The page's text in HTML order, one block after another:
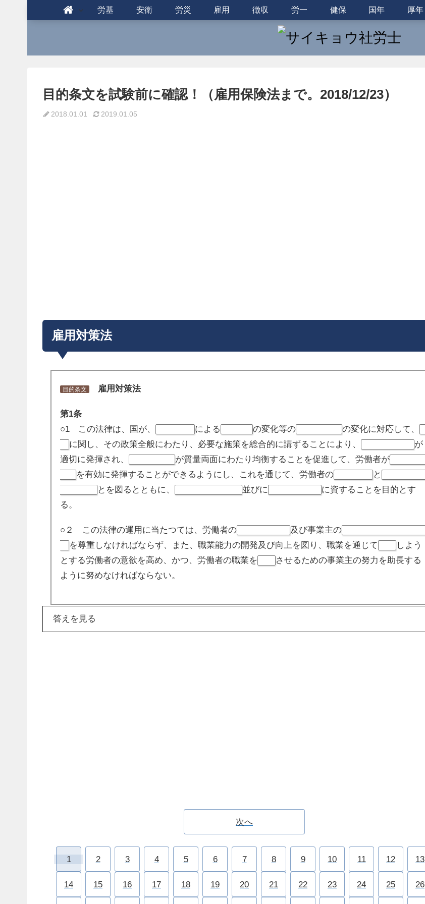
労基 安衛 労災 雇用 徴収 労一 健保 国年 厚年
目的条文を試験前に確認！（雇用保険法まで。2018/12/23）
2018.01.01 2019.01.05
雇用対策法
目的条文 雇用対策法
第1条
○1 この法律は、国が、
による の変化等の の変化に対応して、
に関し、その政策全般にわたり、必要な施策を総合的に講ずることにより、
が
適切に発揮され、
が質量両面にわたり均衡することを促進して、労働者が
を有効に発揮することができるようにし、これを通じて、労働者の と
とを図るとともに、 並びに
に資することを目的とす
る。
○２ この法律の運用に当たつては、労働者の 及び事業主の
を尊重しなければならず、また、職業能力の開発及び向上を図り、職業を通じて
しよう
とする労働者の意欲を高め、かつ、労働者の職業を
させるための事業主の努力を助長する
ように努めなければならない。
答えを見る
次へ
1 2 3 4 5 6 7 8 9 10 11 12 13
14 15 16 17 18 19 20 21 22 23 24 25 26